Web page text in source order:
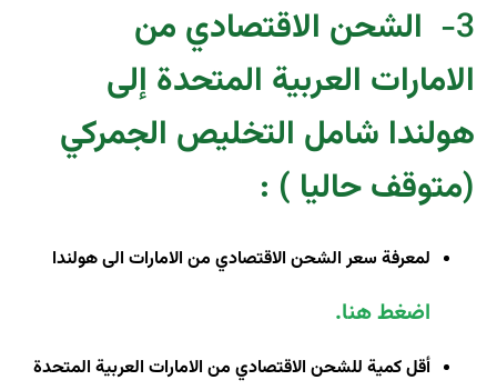
3-
الشحن الاقتصادي من
الامارات العربية المتحدة إلى
هولندا شامل التخليص الجمركي
(متوقف حاليا ) :
لمعرفة سعر الشحن الاقتصادي من الامارات الى هولندا
اضغط هنا.
أقل كمية للشحن الاقتصادي من الامارات العربية المتحدة